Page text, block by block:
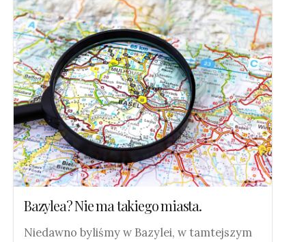
Bazylea? Nie ma takiego miasta.
Niedawno byliśmy w Bazylei, w tamtejszym